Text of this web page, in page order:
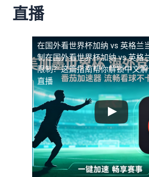
直播
在国外看世界杯加纳 vs 英格兰
制在国外看世界杯加纳 vs 英格
限制？这篇指南帮你解锁中文
直播